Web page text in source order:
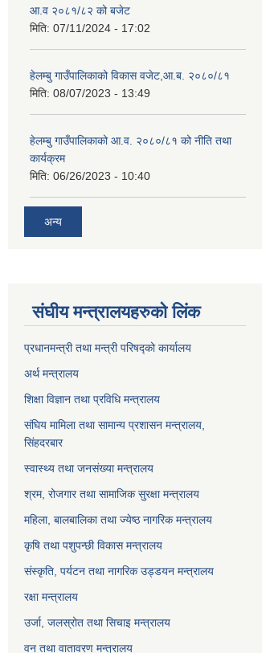
आ.व २०८१/८२ को बजेट
मिति: 07/11/2024 - 17:02
हेलम्बु गाउँपालिकाको विकास वजेट,आ.ब. २०८०/८१
मिति: 08/07/2023 - 13:49
हेलम्बु गाउँपालिकाको आ.व. २०८०/८१ को नीति तथा
कार्यक्रम
मिति: 06/26/2023 - 10:40
अन्य
संघीय मन्त्रालयहरुको लिंक
प्रधानमन्त्री तथा मन्त्री परिषद्को कार्यालय
अर्थ मन्त्रालय
शिक्षा विज्ञान तथा प्रविधि मन्त्रालय
संघिय मामिला तथा सामान्य प्रशासन मन्त्रालय,
सिंहदरबार
स्वास्थ्य तथा जनसंख्या मन्त्रालय
श्रम, रोजगार तथा सामाजिक सुरक्षा मन्त्रालय
महिला, बालबालिका तथा ज्येष्ठ नागरिक मन्त्रालय
कृषि तथा पशुपन्छी विकास मन्त्रालय
संस्कृति, पर्यटन तथा नागरिक उड्डयन मन्त्रालय
रक्षा मन्त्रालय
उर्जा, जलस्रोत तथा सिचाइ मन्त्रालय
वन तथा वातावरण मन्त्रालय